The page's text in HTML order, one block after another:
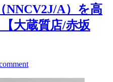
NNCV2J/A）を高
大蔵質店/赤坂